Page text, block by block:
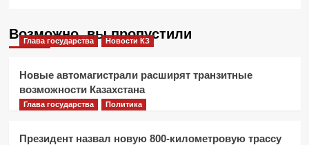
Возможно, вы пропустили
Глава государства Новости КЗ
Новые автомагистрали расширят транзитные
возможности Казахстана
Глава государства Политика
Президент назвал новую 800-километровую трассу